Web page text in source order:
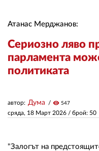
Атанас Мерджанов:
Сериозно ляво
парламента
политиката
сряда, 18 Март 2026 / брой: 50
автор: Дума visibility 547
"Залогът на